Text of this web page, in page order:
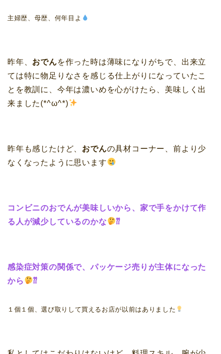
主婦歴、母歴、何年目よ
昨年、 おでんを作った時は薄味になりがちで、出来立
ては特に物足りなさを感じる仕上がりになっていたこ
とを教訓に、今年は濃いめを心がけたら、美味しく出
来ました(*^ω^*)
昨年も感じたけど、 おでんの具材コーナー、前より少
なくなったように思います
コンビニのおでんが美味しいから、家で手をかけて作
る人が減少しているのかな
⁇
感染症対策の関係で、パッケージ売りが主体になった
から
⁇
１個１個、選び取りして買えるお店が以前はありました